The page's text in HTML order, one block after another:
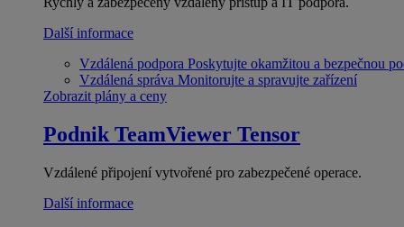
Další informace
Vzdálená podpora Poskytujte okamžitou a bezpečnou
Vzdálená správa Monitorujte a spravujte zařízení
Zobrazit plány a ceny
Podnik TeamViewer Tensor
Vzdálené připojení vytvořené pro zabezpečené operace.
Další informace